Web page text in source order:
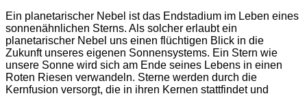
Ein planetarischer Nebel ist das Endstadium im Leben eines
sonnenähnlichen Sterns. Als solcher erlaubt ein
planetarischer Nebel uns einen flüchtigen Blick in die
Zukunft unseres eigenen Sonnensystems. Ein Stern wie
unsere Sonne wird sich am Ende seines Lebens in einen
Roten Riesen verwandeln. Sterne werden durch die
Kernfusion versorgt, die in ihren Kernen stattfindet und